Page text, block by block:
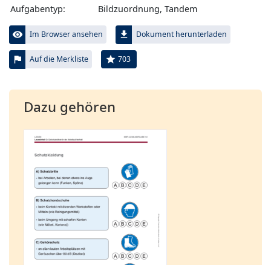
Aufgabentyp:
Bildzuordnung, Tandem
visibility Im Browser ansehen file_download Dokument herunterladen
flag Auf die Merkliste star 703
Dazu gehören